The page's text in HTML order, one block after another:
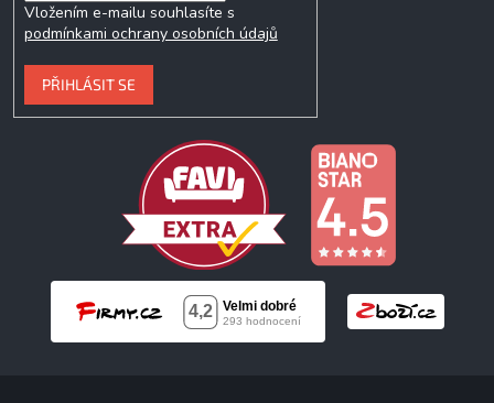
Vložením e-mailu souhlasíte s
podmínkami ochrany osobních údajů
PŘIHLÁSIT SE